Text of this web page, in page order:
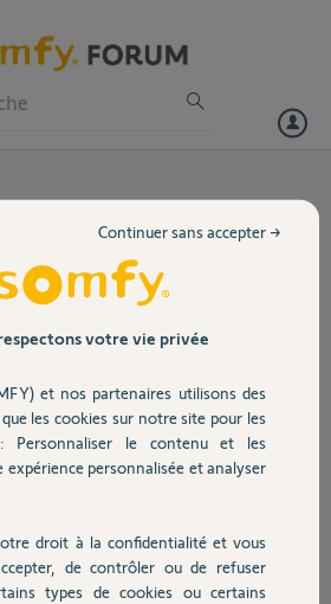
adaptateur ZF64 sur
volet mais je ne vois pas comment
au fil de discussion
votre vie privée
et nos partenaires utilisons des
les cookies sur notre site pour les
Personnaliser le contenu et les
expérience personnalisée et analyser
droit à la confidentialité et vous
de contrôler ou de refuser
types de cookies ou certains
Continuer sans accepter →